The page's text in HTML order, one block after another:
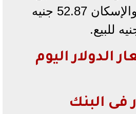
وفى بنك التعمير والإسكان 52.87 جنيه
الدولار اليوم
فى البنك